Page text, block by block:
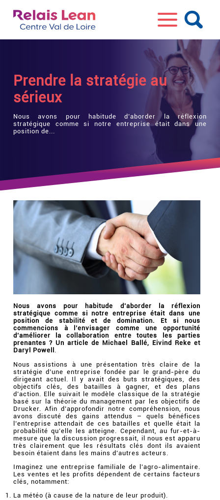
Prendre la stratégie au
sérieux
Nous avons pour habitude d’aborder la réflexion
stratégique comme si notre entreprise était dans une
position de...
Nous avons pour habitude d’aborder la réflexion
stratégique comme si notre entreprise était dans une
position de stabilité et de domination. Et si nous
commencions à l’envisager comme une opportunité
d’améliorer la collaboration entre toutes les parties
prenantes ? Un article de Michael Ballé, Eivind Reke et
Daryl Powell .
Nous assistions à une présentation très claire de la
stratégie d’une entreprise fondée par le grand-père du
dirigeant actuel. Il y avait des buts stratégiques, des
objectifs clés, des batailles à gagner, et des plans
d’action. Elle suivait le modèle classique de la stratégie
basé sur la théorie du management par les objectifs de
Drucker. Afin d’approfondir notre compréhension, nous
avons discuté des gains attendus – quels bénéfices
l’entreprise attendait de ces batailles et quelle était la
probabilité qu’elle les atteigne. Cependant, au fur-et-à-
mesure que la discussion progressait, il nous est apparu
très clairement que les résultats clés dont ils avaient
besoin étaient dans les mains d’autres acteurs.
Imaginez une entreprise familiale de l’agro-alimentaire.
Les ventes et les profits dépendent de certains facteurs
clés, notamment:
La météo (à cause de la nature de leur produit).